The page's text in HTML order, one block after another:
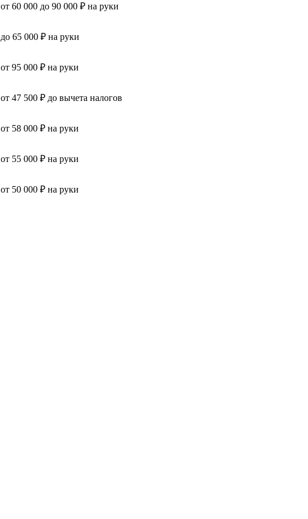
от 60 000 до 90 000 ₽ на руки
до 65 000 ₽ на руки
от 95 000 ₽ на руки
от 47 500 ₽ до вычета налогов
от 58 000 ₽ на руки
от 55 000 ₽ на руки
от 50 000 ₽ на руки